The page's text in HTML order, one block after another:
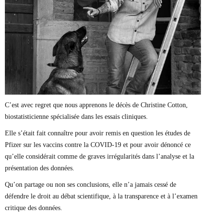
Marie-Eve Doyon
Mathieu Bock Côté
Nathalie Elgrably
Normand Lester
Philippe Léger
Pierre Martin
Remi Nadeau
Richard Béliveau
Richard Martineau
Réjean Parent
Steve E. Fortin
Sophie Durocher
Thomas Mulcair
Véronyque Tremblay
C’est avec regret que nous apprenons le décès de Christine Cotton,
biostatisticienne spécialisée dans les essais cliniques.
Elle s’était fait connaître pour avoir remis en question les études de
Pfizer sur les vaccins contre la COVID-19 et pour avoir dénoncé ce
qu’elle considérait comme de graves irrégularités dans l’analyse et la
présentation des données.
Qu’on partage ou non ses conclusions, elle n’a jamais cessé de
défendre le droit au débat scientifique, à la transparence et à l’examen
critique des données.